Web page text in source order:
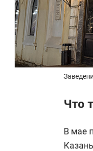
Что
В мае